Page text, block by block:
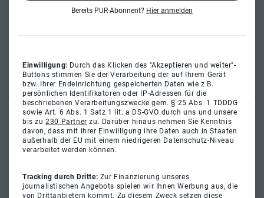
Bereits PUR-Abonnent? Hier anmelden
Einwilligung: Durch das Klicken des "Akzeptieren und weiter"-
Buttons stimmen Sie der Verarbeitung der auf Ihrem Gerät
bzw. Ihrer Endeinrichtung gespeicherten Daten wie z.B.
persönlichen Identifikatoren oder IP-Adressen für die
beschriebenen Verarbeitungszwecke gem. § 25 Abs. 1 TDDDG
sowie Art. 6 Abs. 1 Satz 1 lit. a DS-GVO durch uns und unsere
bis zu230 Partner zu. Darüber hinaus nehmen Sie Kenntnis
davon, dass mit ihrer Einwilligung ihre Daten auch in Staaten
außerhalb der EU mit einem niedrigeren Datenschutz-Niveau
verarbeitet werden können.
Tracking durch Dritte: Zur Finanzierung unseres
journalistischen Angebots spielen wir Ihnen Werbung aus, die
von Drittanbietern kommt. Zu diesem Zweck setzen diese